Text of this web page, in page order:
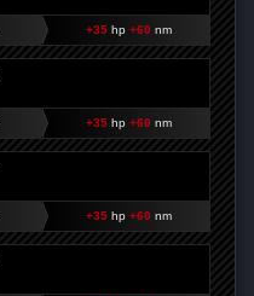
+35hp +60 nm
+35hp +60 nm
+35hp +60 nm